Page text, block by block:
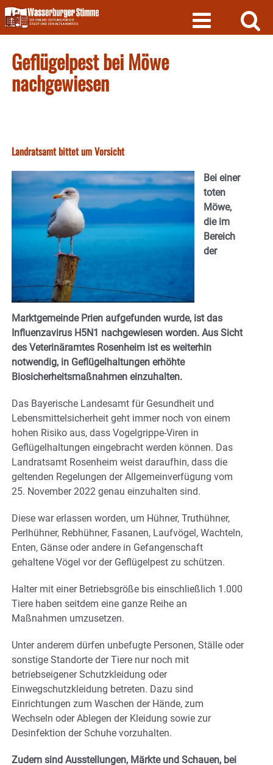
Skip
to
content
Geflügelpest bei Möwe
nachgewiesen
Landratsamt bittet um Vorsicht
Bei einer
toten
Möwe,
die im
Bereich
der
Marktgemeinde Prien aufgefunden wurde, ist das
Influenzavirus H5N1 nachgewiesen worden. Aus Sicht
des Veterinäramtes Rosenheim ist es weiterhin
notwendig, in Geflügelhaltungen erhöhte
Biosicherheitsmaßnahmen einzuhalten.
Das Bayerische Landesamt für Gesundheit und
Lebensmittelsicherheit geht immer noch von einem
hohen Risiko aus, dass Vogelgrippe-Viren in
Geflügelhaltungen eingebracht werden können. Das
Landratsamt Rosenheim weist daraufhin, dass die
geltenden Regelungen der Allgemeinverfügung vom
25. November 2022 genau einzuhalten sind.
Diese war erlassen worden, um Hühner, Truthühner,
Perlhühner, Rebhühner, Fasanen, Laufvögel, Wachteln,
Enten, Gänse oder andere in Gefangenschaft
gehaltene Vögel vor der Geflügelpest zu schützen.
Halter mit einer Betriebsgröße bis einschließlich 1.000
Tiere haben seitdem eine ganze Reihe an
Maßnahmen umzusetzen.
Unter anderem dürfen unbefugte Personen, Ställe oder
sonstige Standorte der Tiere nur noch mit
betriebseigener Schutzkleidung oder
Einwegschutzkleidung betreten. Dazu sind
Einrichtungen zum Waschen der Hände, zum
Wechseln oder Ablegen der Kleidung sowie zur
Desinfektion der Schuhe vorzuhalten.
Zudem sind Ausstellungen, Märkte und Schauen, bei